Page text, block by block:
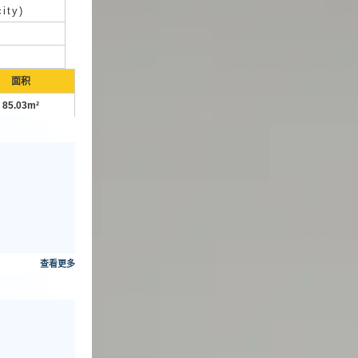
面积
85.03m²
查看更多